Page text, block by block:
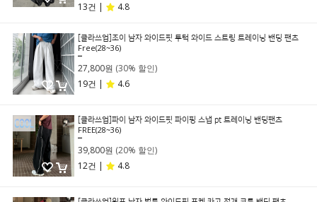
13건 |
4.8
[클라쓰업]조이 남자 와이드핏 투턱 와이드 스트링 트레이닝 밴딩 팬츠
Free(28~36)
27,800원 (30% 할인)
19건 |
4.6
[클라쓰업]파이 남자 와이드핏 파이핑 스냅 pt 트레이닝 밴딩팬츠
FREE(28~36)
39,800원 (20% 할인)
12건 |
4.8